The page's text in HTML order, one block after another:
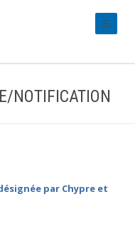
NOTIFICATION
par Chypre et